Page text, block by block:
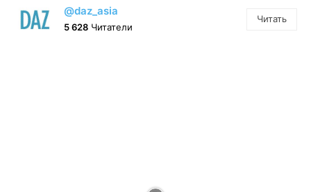
@daz_asia
5 628 Читатели
Читать